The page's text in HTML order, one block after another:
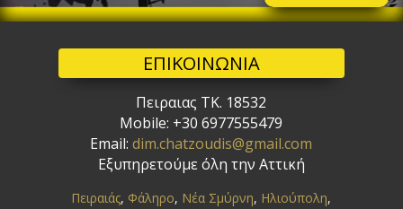
ΕΠΙΚΟΙΝΩΝΙΑ
Πειραιας ΤΚ. 18532
Mobile: +30 6977555479
Email:dim.chatzoudis@gmail.com
Εξυπηρετούμεόλη την Αττική
Πειραιάς, Φάληρο, Νέα Σμύρνη, Ηλιούπολη,